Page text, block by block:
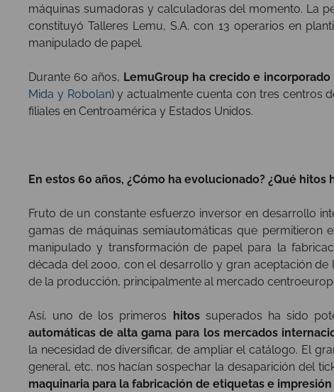
máquinas sumadoras y calculadoras del momento. La
constituyó Talleres Lemu, S.A. con 13 operarios en
manipulado de papel.
Durante 60 años, LemuGroup ha crecido e
Mida y Robolan) y actualmente cuenta con tres centros
filiales en Centroamérica y Estados Unidos.
En estos 60 años, ¿Cómo ha evolucionado? ¿Qué hitos
Fruto de un constante esfuerzo inversor en desarrollo
gamas de máquinas semiautomáticas que permitieron
manipulado y transformación de papel para la
década del 2000, con el desarrollo y gran aceptación
de la producción, principalmente al mercado
Así, uno de los primeros hitos superados ha sido
automáticas de alta gama para los mercados
la necesidad de diversificar, de ampliar el catálogo. El
general, etc. nos hacían sospechar la desaparición del
maquinaria para la fabricación de etiquetas e